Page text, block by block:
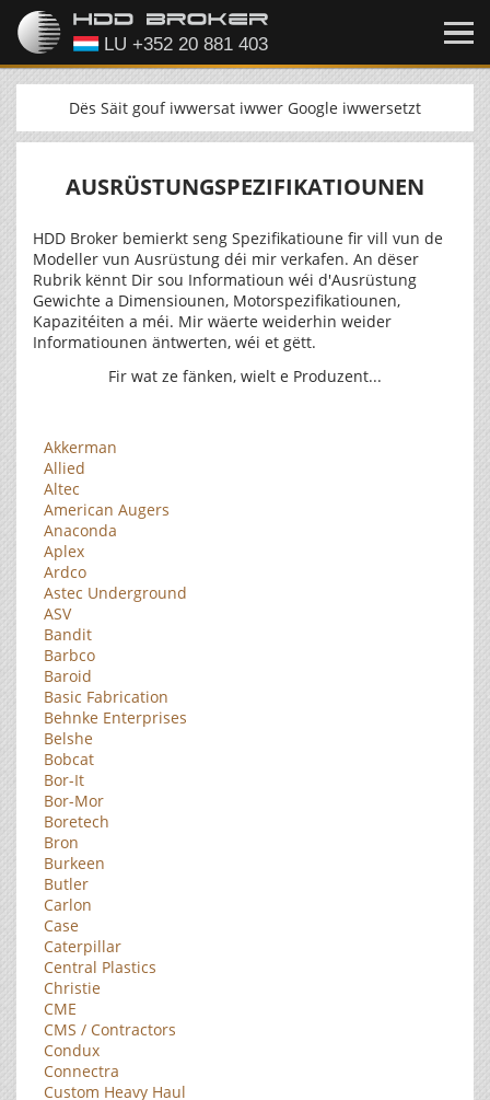
Dës Säit gouf iwwersat iwwer Google iwwersetzt
AUSRÜSTUNGSPEZIFIKATIOUNEN
HDD Broker bemierkt seng Spezifikatioune fir vill vun de
Modeller vun Ausrüstung déi mir verkafen. An dëser
Rubrik kënnt Dir sou Informatioun wéi d'Ausrüstung
Gewichte a Dimensiounen, Motorspezifikatiounen,
Kapazitéiten a méi. Mir wäerte weiderhin weider
Informatiounen äntwerten, wéi et gëtt.
Fir wat ze fänken, wielt e Produzent...
Akkerman
Allied
Altec
American Augers
Anaconda
Aplex
Ardco
Astec Underground
ASV
Bandit
Barbco
Baroid
Basic Fabrication
Behnke Enterprises
Belshe
Bobcat
Bor-It
Bor-Mor
Boretech
Bron
Burkeen
Butler
Carlon
Case
Caterpillar
Central Plastics
Christie
CME
CMS / Contractors
Condux
Connectra
Custom Heavy Haul